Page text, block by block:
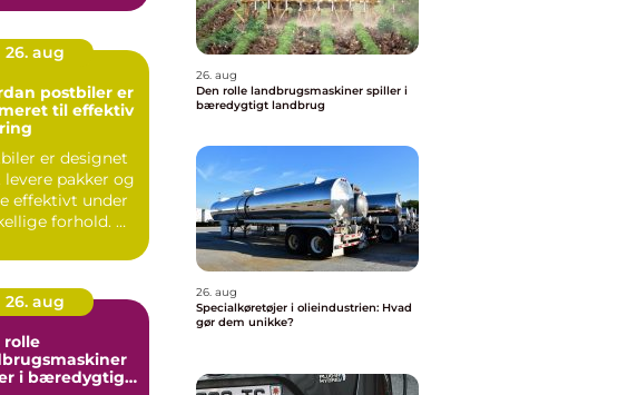
26. aug
postbiler er
til effektiv
er designet
pakker og
effektivt under
forhold. De
26. aug
rolle
i bæredygtigt
26. aug
Den rolle landbrugsmaskiner spiller i
bæredygtigt landbrug
26. aug
Specialkøretøjer i olieindustrien: Hvad
gør dem unikke?